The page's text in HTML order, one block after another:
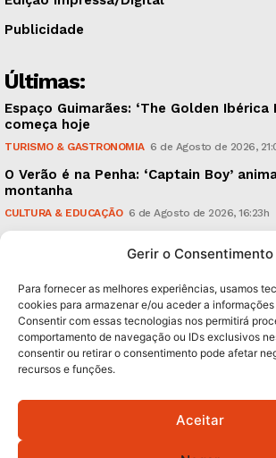
Gerir o Consentimento
Para fornecer as melhores experiências, usamos
cookies para armazenar e/ou aceder a
Consentir com essas tecnologias nos permitirá
comportamento de navegação ou IDs exclusivos
consentir ou retirar o consentimento pode afetar
recursos e funções.
Aceitar
Publicidade
Últimas:
Espaço Guimarães: ‘The Golden Ibérica
começa hoje
TURISMO & GASTRONOMIA 6 de Agosto de 2026,
O Verão é na Penha: ‘Captain Boy’
montanha
CULTURA & EDUCAÇÃO 6 de Agosto de 2026, 16:23h
em causa”, garante Ricardo Araújo
Subscreva Newsletter:
QUERO ADERIR